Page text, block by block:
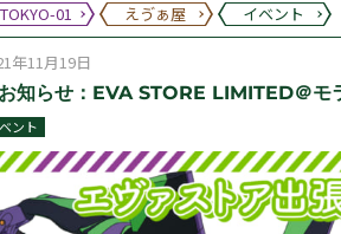
TOKYO-01 えゔぁ屋 イベント
年11月19日
お知らせ：EVA STORE LIMITED＠モ
ント